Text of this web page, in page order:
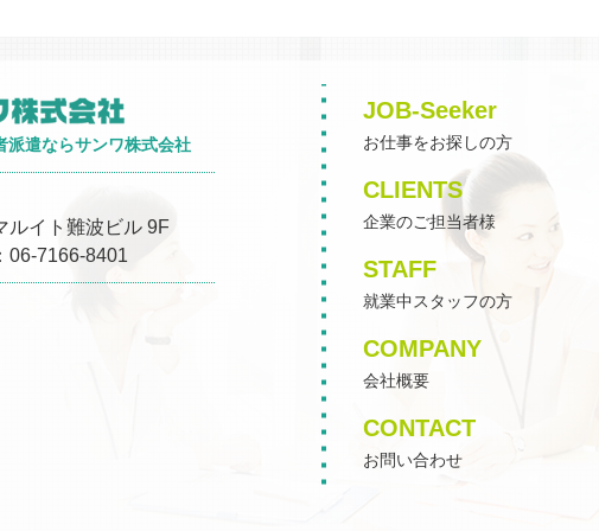
派遣ならサンワ株式会社
イト難波ビル 9F
06-7166-8401
JOB-Seeker
お仕事をお探しの方
CLIENTS
企業のご担当者様
STAFF
就業中スタッフの方
COMPANY
会社概要
CONTACT
お問い合わせ